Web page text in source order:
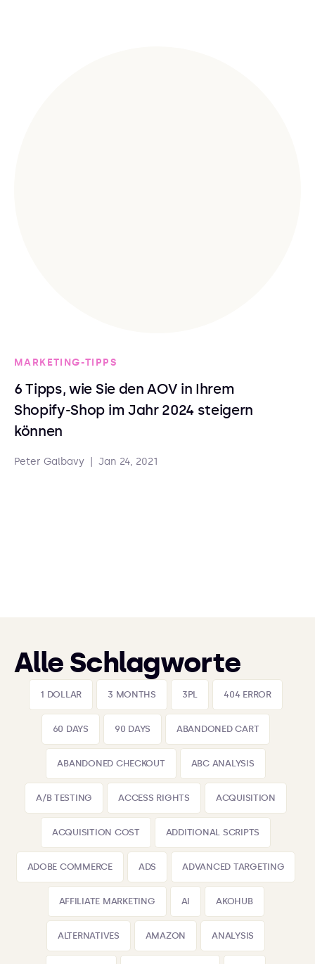
MARKETING-TIPPS
6 Tipps, wie Sie den AOV in Ihrem
Shopify-Shop im Jahr 2024 steigern
können
Peter Galbavy Jan 24, 2021
Alle Schlagworte
1 DOLLAR 3 MONTHS 3PL 404 ERROR
60 DAYS 90 DAYS ABANDONED CART
ABANDONED CHECKOUT ABC ANALYSIS
A/B TESTING ACCESS RIGHTS ACQUISITION
ACQUISITION COST ADDITIONAL SCRIPTS
ADOBE COMMERCE ADS ADVANCED TARGETING
AFFILIATE MARKETING AI AKOHUB
ALTERNATIVES AMAZON ANALYSIS